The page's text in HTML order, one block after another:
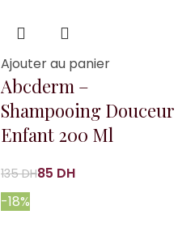
Ajouter au panier
Abcderm –
Shampooing Douceur
Enfant 200 Ml
135DH85 DH
-18%